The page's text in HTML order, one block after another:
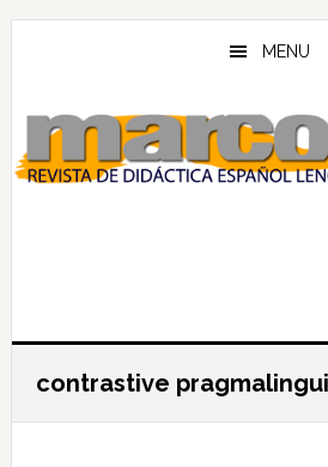
Skip
content
Skip
MENU
contrastive